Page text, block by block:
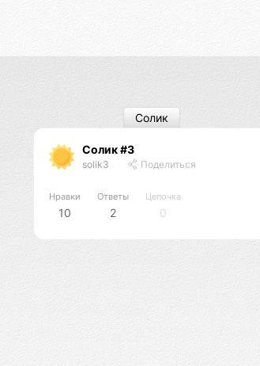
Солик #3
solik3 Поделиться
Нравки
10
Ответы
2
Цепочка
0
Солик